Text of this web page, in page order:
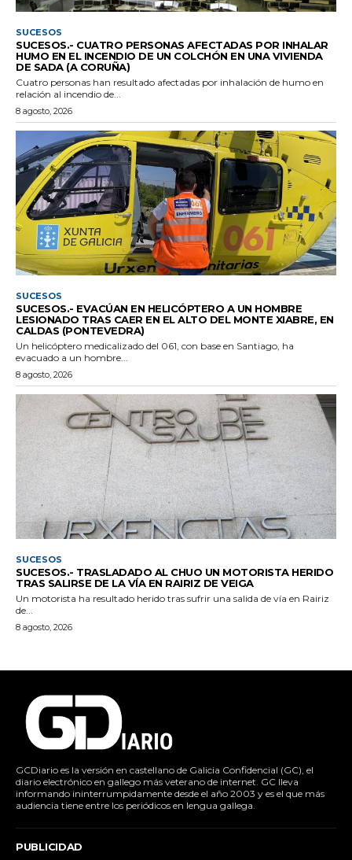
SUCESOS
SUCESOS.- CUATRO PERSONAS AFECTADAS POR INHALAR
HUMO EN EL INCENDIO DE UN COLCHÓN EN UNA VIVIENDA
DE SADA (A CORUÑA)
Cuatro personas han resultado afectadas por inhalación de humo en
relación al incendio de...
8 agosto, 2026
SUCESOS
SUCESOS.- EVACÚAN EN HELICÓPTERO A UN HOMBRE
LESIONADO TRAS CAER EN EL ALTO DEL MONTE XIABRE, EN
CALDAS (PONTEVEDRA)
Un helicóptero medicalizado del 061, con base en Santiago, ha
evacuado a un hombre...
8 agosto, 2026
SUCESOS
SUCESOS.- TRASLADADO AL CHUO UN MOTORISTA HERIDO
TRAS SALIRSE DE LA VÍA EN RAIRIZ DE VEIGA
Un motorista ha resultado herido tras sufrir una salida de vía en Rairiz
de...
8 agosto, 2026
GCDiario es la versión en castellano de Galicia Confidencial (GC), el
diario electrónico en gallego más veterano de internet. GC lleva
informando ininterrumpidamente desde el año 2003 y es el que más
audiencia tiene entre los periódicos en lengua gallega.
PUBLICIDAD